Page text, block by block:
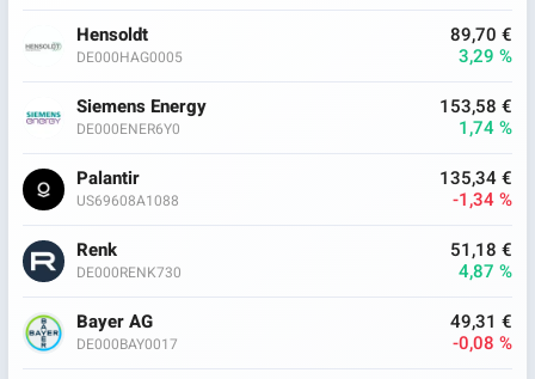
Hensoldt
DE000HAG0005
89,70 €
3,29 %
Siemens Energy
DE000ENER6Y0
153,58 €
1,74 %
Palantir
US69608A1088
135,34 €
-1,34 %
Renk
DE000RENK730
51,18 €
4,87 %
Bayer AG
DE000BAY0017
49,31 €
-0,08 %